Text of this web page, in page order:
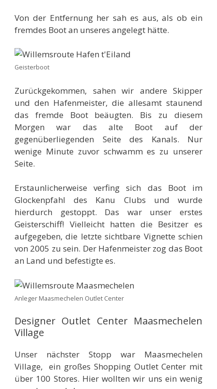
Von der Entfernung her sah es aus, als ob ein
fremdes Boot an unseres angelegt hätte.
Geisterboot
Zurückgekommen, sahen wir andere Skipper
und den Hafenmeister, die allesamt staunend
das fremde Boot beäugten. Bis zu diesem
Morgen war das alte Boot auf der
gegenüberliegenden Seite des Kanals. Nur
wenige Minute zuvor schwamm es zu unserer
Seite.
Erstaunlicherweise verfing sich das Boot im
Glockenpfahl des Kanu Clubs und wurde
hierdurch gestoppt. Das war unser erstes
Geisterschiff! Vielleicht hatten die Besitzer es
aufgegeben, die letzte sichtbare Vignette schien
von 2005 zu sein. Der Hafenmeister zog das Boot
an Land und befestigte es.
Anleger Maasmechelen Outlet Center
Designer Outlet Center Maasmechelen
Village
Unser nächster Stopp war Maasmechelen
Village, ein großes Shopping Outlet Center mit
über 100 Stores. Hier wollten wir uns ein wenig